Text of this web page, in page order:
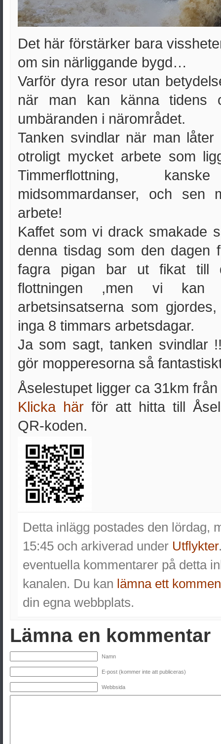
Det här förstärker bara
om sin närliggande bygd…
Varför dyra resor utan
när man kan känna tidens
umbäranden i närområdet.
Tanken svindlar när man
otroligt mycket arbete som
Timmerflottning,
midsommardanser, och sen
arbete!
Kaffet som vi drack smakade
denna tisdag som den
fagra pigan bar ut fikat till
flottningen ,men vi kan
arbetsinsatserna som
inga 8 timmars arbetsdagar.
Ja som sagt, tanken svindlar
gör mopperesorna så
Åselestupet ligger ca 31km
Klicka här för att hitta till
QR-koden.
Detta inlägg postades den lördag,
15:45 och arkiverad under Utflykter
eventuella kommentarer på detta
kanalen. Du kan lämna ett
din egna webbplats.
Lämna en kommentar
Namn
E-post (kommer inte att publiceras)
Webbsida